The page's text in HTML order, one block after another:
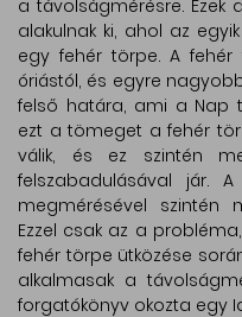
a távolságmérésre. Ezek
alakulnak ki, ahol az
egy fehér törpe. A
óriástól, és egyre
felső határa, ami a Nap
ezt a tömeget a fehér
válik, és ez szintén
felszabadulásával jár.
megmérésével szintén
Ezzel csak az a
fehér törpe ütközése
alkalmasak a
forgatókönyv okozta egy